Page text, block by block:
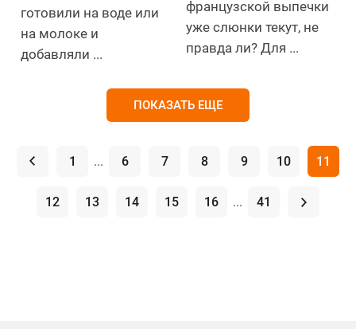
готовили на воде или
на молоке и
добавляли ...
французской выпечки
уже слюнки текут, не
правда ли? Для ...
ПОКАЗАТЬ ЕЩЕ
. 1 ... 6 7 8 9 10 11
12 13 14 15 16 ... 41 .